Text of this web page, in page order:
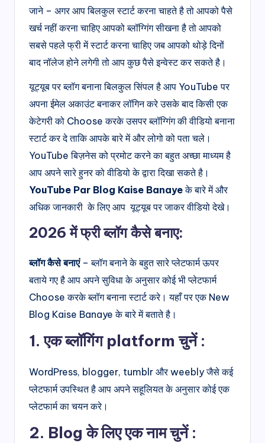
जाने – अगर आप बिलकुल स्टार्ट करना चाहते है तो आपको पैसे
खर्च नहीं करना चाहिए आपको ब्लॉग्गिंग सीखना है तो आपको
सबसे पहले फ्री में स्टार्ट करना चाहिए जब आपको थोड़े दिनों
बाद नॉलेज होने लगेगी तो आप कुछ पैसे इन्वेस्ट कर सकते है।
यूट्यूब पर ब्लॉग बनाना बिलकुल सिंपल है आप YouTube पर
अपना ईमेल अकाउंट बनाकर लॉगिन करे उसके बाद किसी एक
केटेगरी को Choose करके उसपर ब्लॉग्गिंग की वीडियो बनाना
स्टार्ट कर दे ताकि आपके बारे में और लोगो को पता चले।
YouTube बिज़नेस को प्रमोट करने का बहुत अच्छा माध्यम है
आप अपने सारे हुनर को वीडियो के द्वारा दिखा सकते है।
YouTube Par Blog Kaise Banayeके बारे में और
अधिक जानकारी के लिए आप यूट्यूब पर जाकर वीडियो देखे।
2026 में फ्री ब्लॉग कैसे बनाए:
ब्लॉग कैसे बनाएं– ब्लॉग बनाने के बहुत सारे प्लेटफार्म ऊपर
बताये गए है आप अपने सुविधा के अनुसार कोई भी प्लेटफार्म
Choose करके ब्लॉग बनाना स्टार्ट करे। यहाँ पर एक New
Blog Kaise Banaye के बारे में बताते है।
1. एक ब्लॉगिंग platform चुनें :
WordPress, blogger, tumblr और weebly जैसे कई
प्लेटफार्म उपस्थित है आप अपने सहूलियत के अनुसार कोई एक
प्लेटफार्म का चयन करे।
2. Blog के लिए एक नाम चुनें :